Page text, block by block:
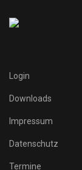
Login
Downloads
Impressum
Datenschutz
Termine